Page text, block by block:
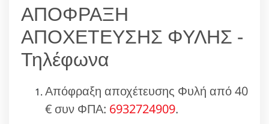
ΑΠΟΦΡΑΞΗ
ΑΠΟΧΕΤΕΥΣΗΣ ΦΥΛΗΣ -
Τηλέφωνα
Απόφραξη αποχέτευσης Φυλή από 40
€ συν ΦΠΑ: 6932724909.